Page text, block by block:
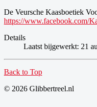
De Veursche Kaasboetiek
https://www.facebook.com/
Details
Laatst bijgewerkt: 21
Back to Top
© 2026 Glibbertreel.nl